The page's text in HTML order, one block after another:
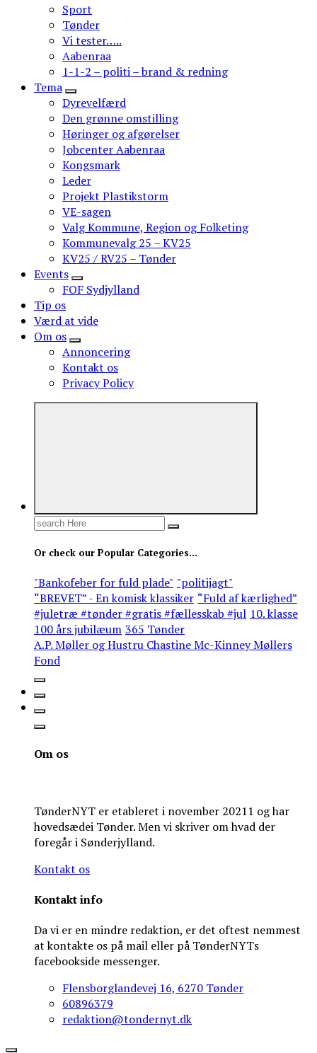
Sport
Tønder
Vi tester…..
Aabenraa
1-1-2 – politi – brand & redning
Tema
Dyrevelfærd
Den grønne omstilling
Høringer og afgørelser
Jobcenter Aabenraa
Kongsmark
Leder
Projekt Plastikstorm
VE-sagen
Valg Kommune, Region og Folketing
Kommunevalg 25 – KV25
KV25 / RV25 – Tønder
Events
FOF Sydjylland
Tip os
Værd at vide
Om os
Annoncering
Kontakt os
Privacy Policy
Search
Or check our Popular Categories...
"Bankofeber for fuld plade" "politijagt"
“BREVET” - En komisk klassiker “Fuld af kærlighed”
#juletræ #tønder #gratis #fællesskab #jul 10. klasse
100 års jubilæum 365 Tønder
A.P. Møller og Hustru Chastine Mc-Kinney Møllers
Fond
Om os
TønderNYT er etableret i november 20211 og har
hovedsædei Tønder. Men vi skriver om hvad der
foregår i Sønderjylland.
Kontakt os
Kontakt info
Da vi er en mindre redaktion, er det oftest nemmest
at kontakte os på mail eller på TønderNYTs
facebookside messenger.
Flensborglandevej 16, 6270 Tønder
60896379
redaktion@tondernyt.dk